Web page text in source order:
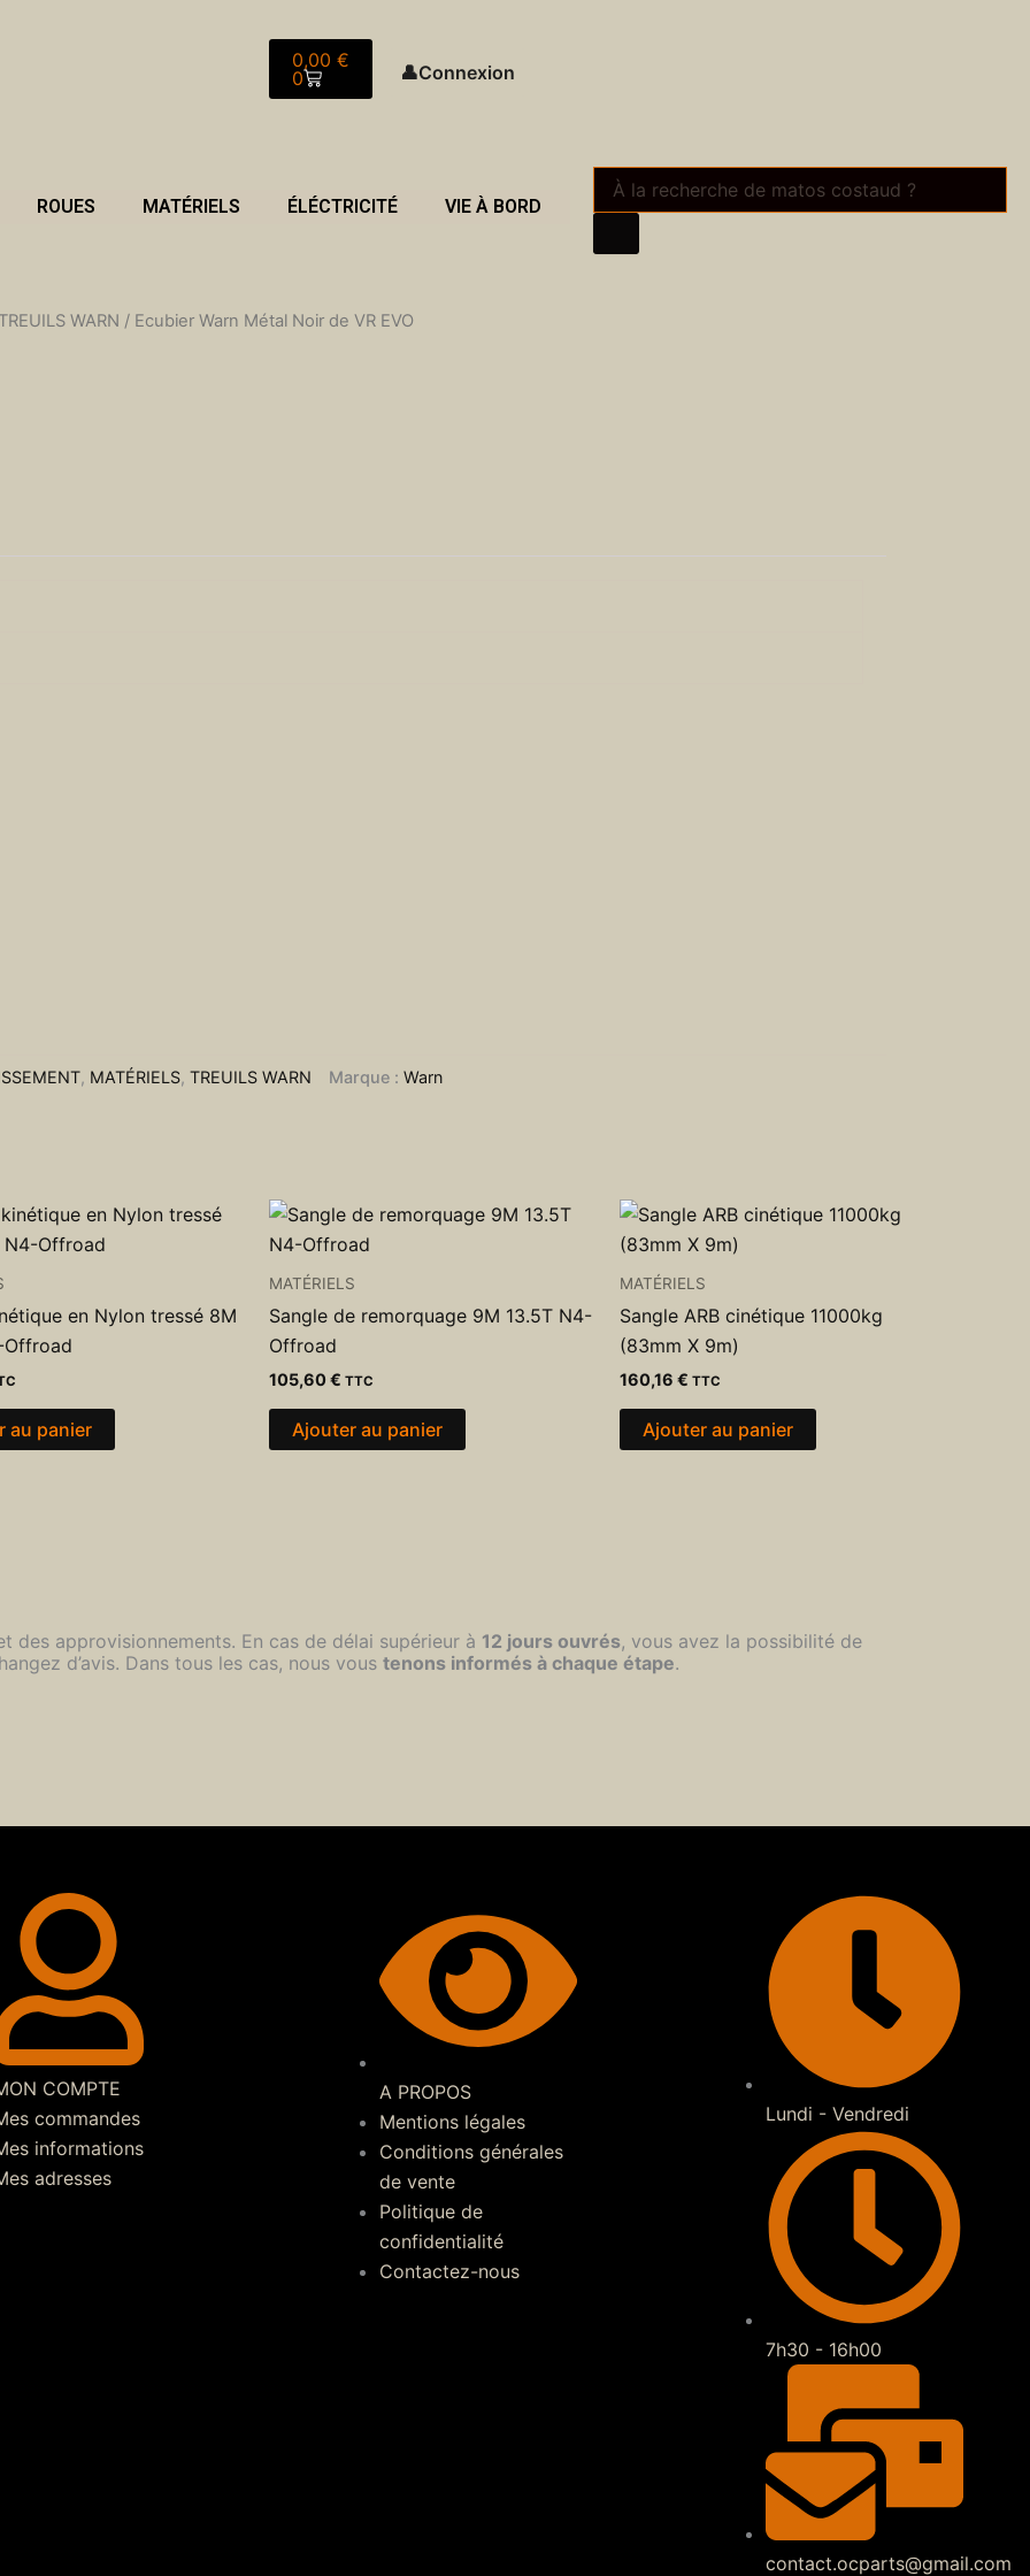
0,00 €
0
Panier
👤Connexion
ROUES MATÉRIELS ÉLÉCTRICITÉ VIE À BORD
Recherche
TREUILS WARN / Ecubier Warn Métal Noir de VR EVO
, MATÉRIELS, TREUILS WARN Marque : Warn
en Nylon tressé 8M
Offroad
au panier
MATÉRIELS
Sangle de remorquage 9M 13.5T N4-
Offroad
105,60€ TTC
Ajouter au panier
MATÉRIELS
Sangle ARB cinétique 11000kg
(83mm X 9m)
160,16 € TTC
Ajouter au panier
approvisionnements. En cas de délai supérieur à 12 jours ouvrés, vous avez la possibilité de
d’avis. Dans tous les cas, nous vous tenons informés à chaque étape.
COMPTE
commandes
informations
adresses
A PROPOS
Mentions légales
Conditions générales
de vente
Politique de
confidentialité
Contactez-nous
Lundi - Vendredi
7h30 - 16h00
contact.ocparts@gmail.com